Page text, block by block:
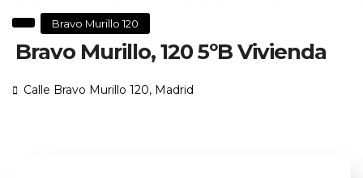
Bravo Murillo 120
Bravo Murillo, 120 5ºB Vivienda
Calle Bravo Murillo 120, Madrid